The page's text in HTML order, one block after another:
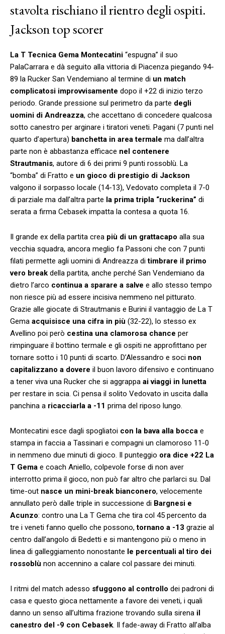
stavolta rischiano il rientro degli ospiti.
Jackson top scorer
La T Tecnica Gema Montecatini “espugna” il suo
PalaCarrara e dà seguito alla vittoria di Piacenza piegando 94-
89 la Rucker San Vendemiano al termine di un match
complicatosi improvvisamente dopo il +22 di inizio terzo
periodo. Grande pressione sul perimetro da parte degli
uomini di Andreazza, che accettano di concedere qualcosa
sotto canestro per arginare i tiratori veneti. Pagani (7 punti nel
quarto d’apertura) banchetta in area termale ma dall’altra
parte non è abbastanza efficace nel contenere
Strautmanis, autore di 6 dei primi 9 punti rossoblù. La
“bomba” di Fratto e un gioco di prestigio di Jackson
valgono il sorpasso locale (14-13), Vedovato completa il 7-0
di parziale ma dall’altra parte la prima tripla “ruckerina” di
serata a firma Cebasek impatta la contesa a quota 16.
Il grande ex della partita crea più di un grattacapo alla sua
vecchia squadra, ancora meglio fa Passoni che con 7 punti
filati permette agli uomini di Andreazza ditimbrare il primo
vero break della partita, anche perché San Vendemiano da
dietro l’arco continua a sparare a salve e allo stesso tempo
non riesce più ad essere incisiva nemmeno nel pitturato.
Grazie alle giocate di Strautmanis e Burini il vantaggio de La T
Gema acquisisce una cifra in più (32-22), lo stesso ex
Avellino poi però cestina una clamorosa chance per
rimpinguare il bottino termale e gli ospiti ne approfittano per
tornare sotto i 10 punti di scarto. D’Alessandro e soci non
capitalizzano a dovere il buon lavoro difensivo e continuano
a tener viva una Rucker che si aggrappa ai viaggi in lunetta
per restare in scia. Ci pensa il solito Vedovato in uscita dalla
panchina a ricacciarla a -11 prima del riposo lungo.
Montecatini esce dagli spogliatoi con la bava alla bocca e
stampa in faccia a Tassinari e compagni un clamoroso 11-0
in nemmeno due minuti di gioco. Il punteggio ora dice +22 La
T Gema e coach Aniello, colpevole forse di non aver
interrotto prima il gioco, non può far altro che parlarci su. Dal
time-out nasce un mini-break bianconero, velocemente
annullato però dalle triple in successione di Bargnesi e
Acunzo: contro una La T Gema che tira col 45 percento da
tre i veneti fanno quello che possono,tornano a -13 grazie al
centro dall’angolo di Bedetti e si mantengono più o meno in
linea di galleggiamento nonostante le percentuali al tiro dei
rossoblù non accennino a calare col passare dei minuti.
I ritmi del match adesso sfuggono al controllo dei padroni di
casa e questo gioca nettamente a favore dei veneti, i quali
danno un senso all’ultima frazione trovando sulla sirena il
canestro del -9 con Cebasek. Il fade-away di Fratto all’alba